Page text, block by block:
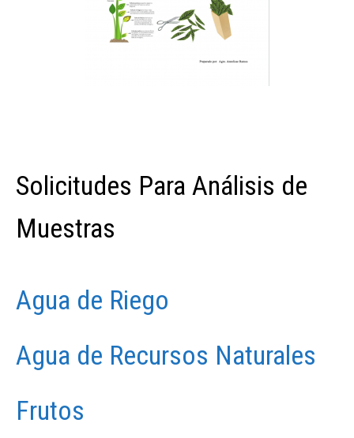
Solicitudes Para Análisis de
Muestras
Agua de Riego
Agua de Recursos Naturales
Frutos